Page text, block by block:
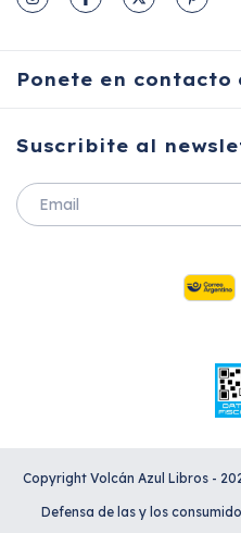
Ponete en contacto
Suscribite al
Copyright Volcán Azul Libros -
Defensa de las y los